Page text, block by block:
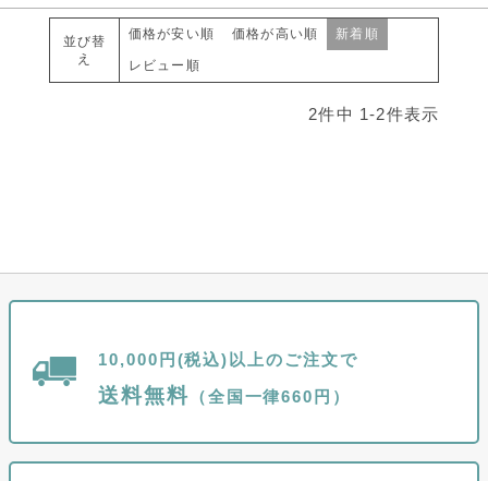
並び替
え
価格が安い順 価格が高い順 新着順
レビュー順
2件中 1-2件表示
10,000円(税込)以上のご注文で
送料無料 （全国一律660円）